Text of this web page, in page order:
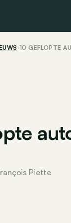
10 GEFLOPTE
Piette